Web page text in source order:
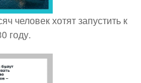
человек хотят запустить к
году.